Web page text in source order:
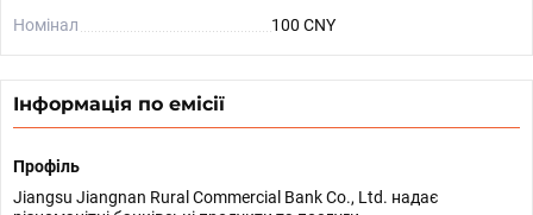
Номінал
100 CNY
Інформація по емісії
Профіль
Jiangsu Jiangnan Rural Commercial Bank Co., Ltd. надає